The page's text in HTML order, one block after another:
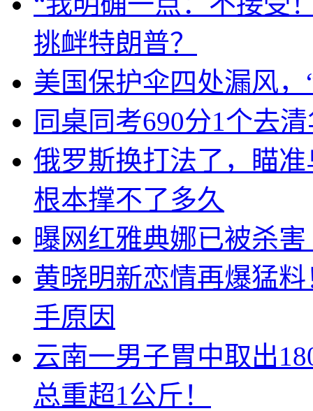
挑衅特朗普？
美国保护伞四处漏风
同桌同考690分1个去
俄罗斯换打法了，瞄
根本撑不了多久
曝网红雅典娜已被杀
黄晓明新恋情再爆猛
手原因
云南一男子胃中取出
总重超1公斤！